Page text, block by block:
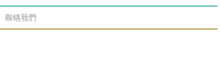
聯絡我們